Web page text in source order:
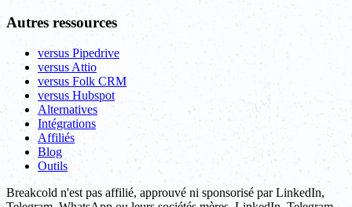
Autres ressources
versus Pipedrive
versus Attio
versus Folk CRM
versus Hubspot
Alternatives
Intégrations
Affiliés
Blog
Outils
Breakcold n'est pas affilié, approuvé ni sponsorisé par LinkedIn,